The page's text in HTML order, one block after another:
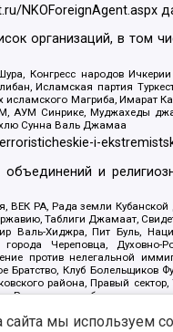
NKOForeignAgent.aspx
организаций, в том
Конгресс народов Ичкерии
Исламская партия
исламского Магриба, Имарат
АУМ Синрике, Муджахеды
Сунна Валь Джамаа
i-
и
ВЕК РА, Рада земли
Таблиги Джамаат,
Валь-Хиджра, Пит Буль,
Череповца, Духовно-
против нелегальной
Братство, Клуб
района, Правый
Религиозное объединение
Божией Матери
мы используем